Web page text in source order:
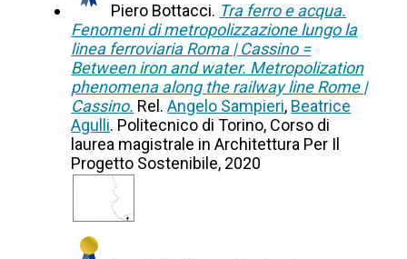
Piero Bottacci. Tra ferro e acqua.
Fenomeni di metropolizzazione lungo la
linea ferroviaria Roma | Cassino =
Between iron and water. Metropolization
phenomena along the railway line Rome |
Cassino. Rel.Angelo Sampieri, Beatrice
Agulli. Politecnico di Torino, Corso di
laurea magistrale in Architettura Per Il
Progetto Sostenibile, 2020